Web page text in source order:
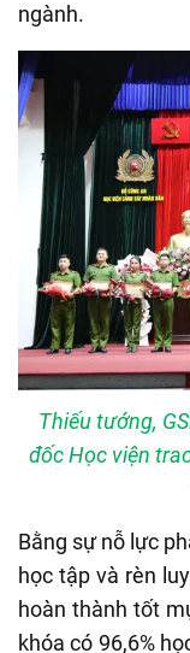
ngành.
Thiếu tướng,
đốc Học viện
Bằng sự nỗ lực
học tập và rèn
hoàn thành tốt
khóa có 96,6%